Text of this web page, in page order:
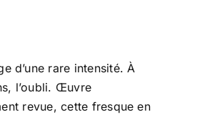
d’une rare intensité. À
l’oubli. Œuvre
revue, cette fresque en